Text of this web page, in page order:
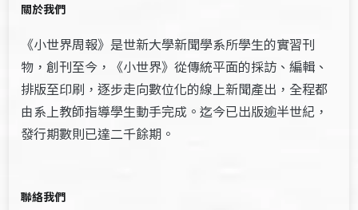
關於我們
《小世界周報》是世新大學新聞學系所學生的實習刊
物，創刊至今，《小世界》從傳統平面的採訪、編輯、
排版至印刷，逐步走向數位化的線上新聞產出，全程都
由系上教師指導學生動手完成。迄今已出版逾半世紀，
發行期數則已達二千餘期。
聯絡我們